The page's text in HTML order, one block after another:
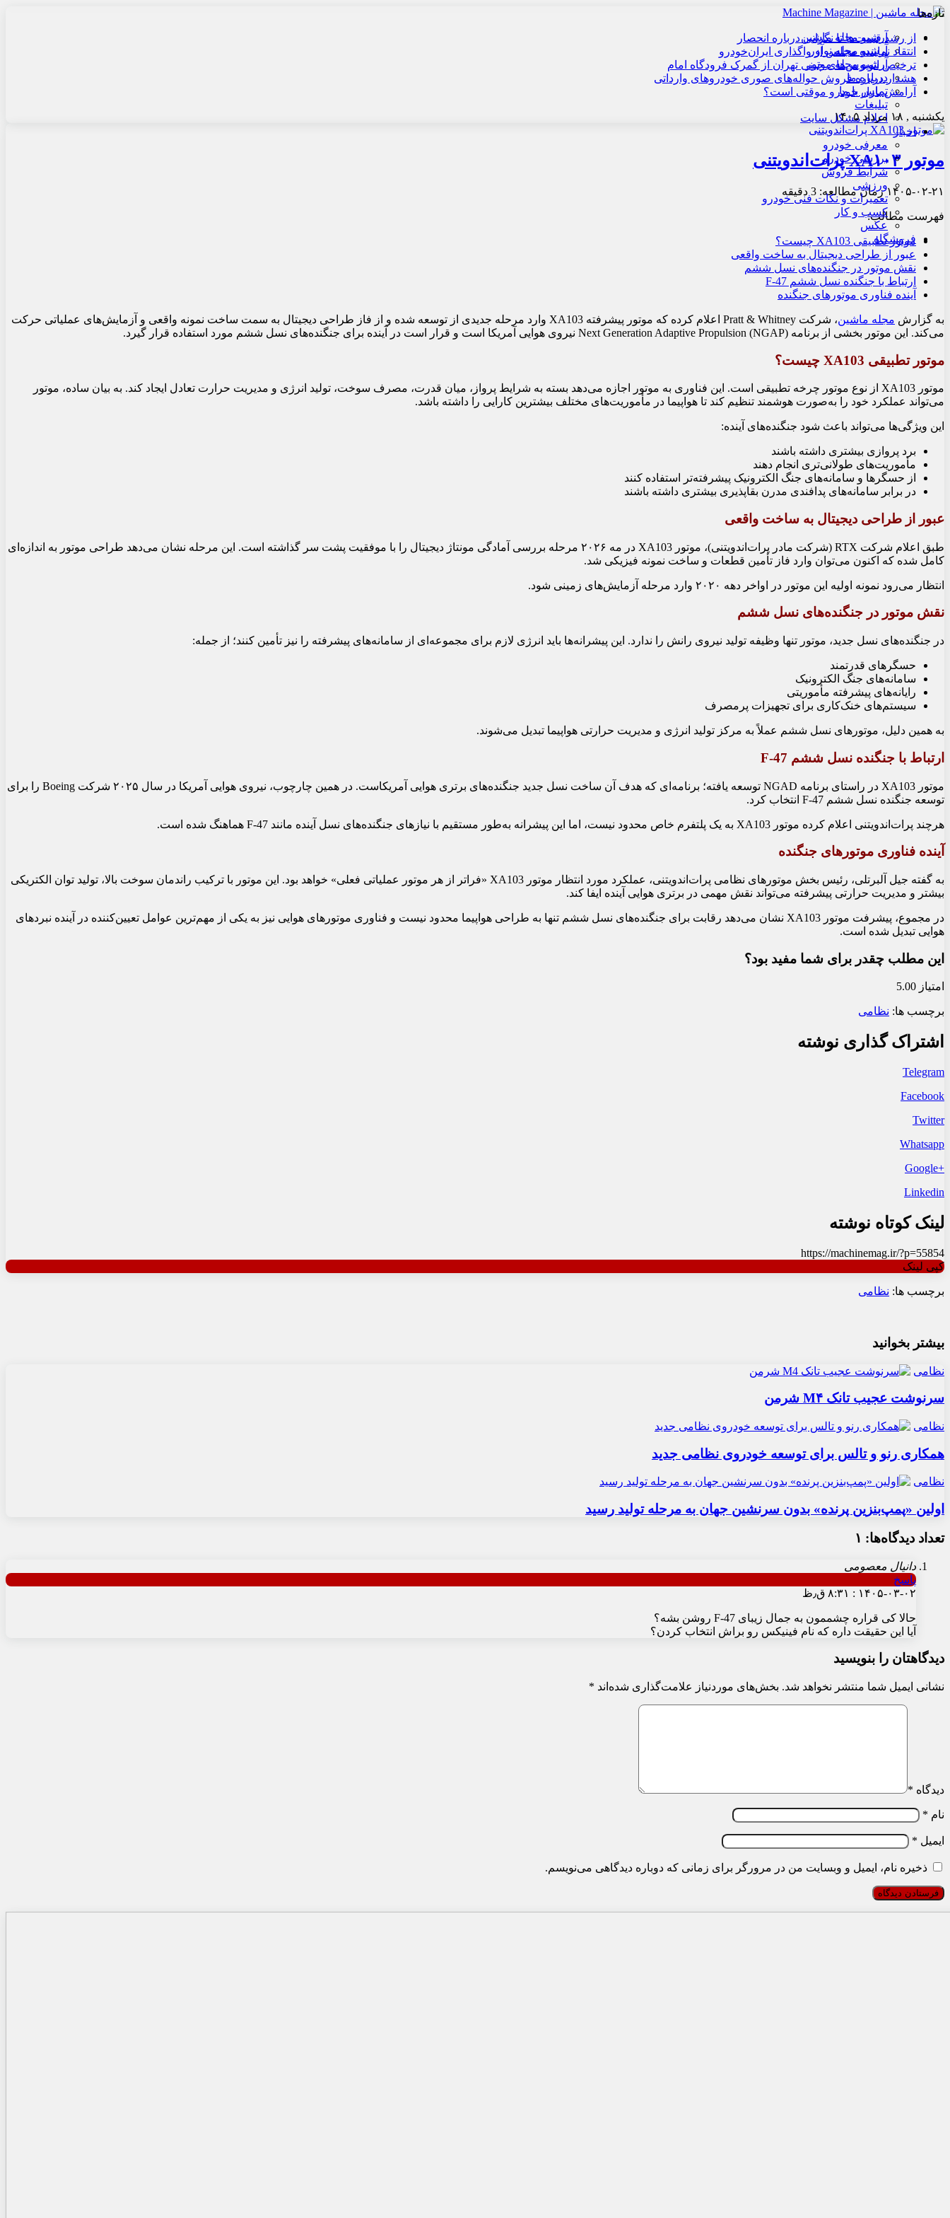
آرشیو مجله ماشین
آرشیو مجله نوآور
آرشیو مجله موتور
درباره ما
تماس با ما
تبلیغات
اعلام مشکل سایت
اخبار
معرفی خودرو
بررسی خودرو
شرایط فروش
ورزشی
تعمیرات و نکات فنی خودرو
کسب و کار
عکس
فروشگاه
تازه‌ها
از رشد قیمت‌ها تا نگرانی درباره انحصار
انتقاد نماینده مجلس از واگذاری ایران‌خودرو
ترخیص اتوبوس‌های چینی تهران از گمرک فرودگاه امام
هشدار درباره فروش حواله‌های صوری خودروهای وارداتی
آرامش بازار خودرو موقتی است؟
یکشنبه , ۱۸ مرداد ۱۴۰۵
موتور XA۱۰۳ پرات‌اندویتنی
۱۴۰۵-۰۲-۲۱زمان مطالعه: 3 دقیقه
فهرست مطالب:
موتور تطبیقی XA103 چیست؟
عبور از طراحی دیجیتال به ساخت واقعی
نقش موتور در جنگنده‌های نسل ششم
ارتباط با جنگنده نسل ششم F‑47
آینده فناوری موتورهای جنگنده
به گزارش مجله ماشین
، شرکت Pratt & Whitney اعلام کرده که موتور پیشرفته XA103 وارد مرحله جدیدی از توسعه شده و از فاز طراحی دیجیتال به سمت ساخت نمونه واقعی و آزمایش‌های عملیاتی حرکت
می‌کند. این موتور بخشی از برنامه Next Generation Adaptive Propulsion (NGAP) نیروی هوایی آمریکا است و قرار است در آینده برای جنگنده‌های نسل ششم مورد استفاده قرار گیرد.
موتور تطبیقی XA103 چیست؟
موتور XA103 از نوع موتور چرخه تطبیقی است. این فناوری به موتور اجازه می‌دهد بسته به شرایط پرواز، میان قدرت، مصرف سوخت، تولید انرژی و مدیریت حرارت تعادل ایجاد کند. به بیان ساده، موتور
می‌تواند عملکرد خود را به‌صورت هوشمند تنظیم کند تا هواپیما در مأموریت‌های مختلف بیشترین کارایی را داشته باشد.
این ویژگی‌ها می‌تواند باعث شود جنگنده‌های آینده:
برد پروازی بیشتری داشته باشند
مأموریت‌های طولانی‌تری انجام دهند
از حسگرها و سامانه‌های جنگ الکترونیک پیشرفته‌تر استفاده کنند
در برابر سامانه‌های پدافندی مدرن بقاپذیری بیشتری داشته باشند
عبور از طراحی دیجیتال به ساخت واقعی
طبق اعلام شرکت RTX (شرکت مادر پرات‌اندویتنی)، موتور XA103 در مه ۲۰۲۶ مرحله بررسی آمادگی مونتاژ دیجیتال را با موفقیت پشت سر گذاشته است. این مرحله نشان می‌دهد طراحی موتور به اندازه‌ای
کامل شده که اکنون می‌توان وارد فاز تأمین قطعات و ساخت نمونه فیزیکی شد.
انتظار می‌رود نمونه اولیه این موتور در اواخر دهه ۲۰۲۰ وارد مرحله آزمایش‌های زمینی شود.
نقش موتور در جنگنده‌های نسل ششم
در جنگنده‌های نسل جدید، موتور تنها وظیفه تولید نیروی رانش را ندارد. این پیشرانه‌ها باید انرژی لازم برای مجموعه‌ای از سامانه‌های پیشرفته را نیز تأمین کنند؛ از جمله:
حسگرهای قدرتمند
سامانه‌های جنگ الکترونیک
رایانه‌های پیشرفته مأموریتی
سیستم‌های خنک‌کاری برای تجهیزات پرمصرف
به همین دلیل، موتورهای نسل ششم عملاً به مرکز تولید انرژی و مدیریت حرارتی هواپیما تبدیل می‌شوند.
ارتباط با جنگنده نسل ششم F‑47
موتور XA103 در راستای برنامه NGAD توسعه یافته؛ برنامه‌ای که هدف آن ساخت نسل جدید جنگنده‌های برتری هوایی آمریکاست. در همین چارچوب، نیروی هوایی آمریکا در سال ۲۰۲۵ شرکت Boeing را برای
توسعه جنگنده نسل ششم F‑47 انتخاب کرد.
هرچند پرات‌اندویتنی اعلام کرده موتور XA103 به یک پلتفرم خاص محدود نیست، اما این پیشرانه به‌طور مستقیم با نیازهای جنگنده‌های نسل آینده مانند F‑47 هماهنگ شده است.
آینده فناوری موتورهای جنگنده
به گفته جیل آلبرتلی، رئیس بخش موتورهای نظامی پرات‌اندویتنی، عملکرد مورد انتظار موتور XA103 «فراتر از هر موتور عملیاتی فعلی» خواهد بود. این موتور با ترکیب راندمان سوخت بالا، تولید توان الکتریکی
بیشتر و مدیریت حرارتی پیشرفته می‌تواند نقش مهمی در برتری هوایی آینده ایفا کند.
در مجموع، پیشرفت موتور XA103 نشان می‌دهد رقابت برای جنگنده‌های نسل ششم تنها به طراحی هواپیما محدود نیست و فناوری موتورهای هوایی نیز به یکی از مهم‌ترین عوامل تعیین‌کننده در آینده نبردهای
هوایی تبدیل شده است.
این مطلب چقدر برای شما مفید بود؟
امتیاز 5.00
برچسب ها: نظامی
اشتراک گذاری نوشته
Telegram
Facebook
Twitter
Whatsapp
+Google
Linkedin
لینک کوتاه نوشته
https://machinemag.ir/?p=55854
کپی لینک
برچسب ها: نظامی
بیشتر بخوانید
نظامی
سرنوشت عجیب تانک M۴ شرمن
نظامی
همکاری رنو و تالس برای توسعه خودروی نظامی جدید
نظامی
اولین «پمپ‌بنزین پرنده» بدون سرنشین جهان به مرحله تولید رسید
تعداد دیدگاه‌ها: ۱
دانیال معصومی
پاسخ
۱۴۰۵-۰۳-۰۲ : ۸:۳۱ ق٫ظ
حالا کی قراره چشممون به جمال زیبای F-47 روشن بشه؟
آیا این حقیقت داره که نام فینیکس رو براش انتخاب کردن؟
دیدگاهتان را بنویسید
نشانی ایمیل شما منتشر نخواهد شد. بخش‌های موردنیاز علامت‌گذاری شده‌اند *
دیدگاه *
نام *
ایمیل *
ذخیره نام، ایمیل و وبسایت من در مرورگر برای زمانی که دوباره دیدگاهی می‌نویسم.